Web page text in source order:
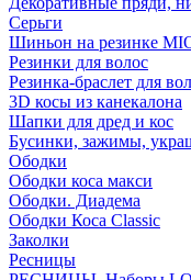
Серьги
Шиньон на резинке
Резинки для волос
Резинка-браслет для
3D косы из канекалона
Шапки для дред и кос
Бусинки, зажимы,
Ободки
Ободки коса макси
Ободки. Диадема
Ободки Коса Classic
Заколки
Ресницы